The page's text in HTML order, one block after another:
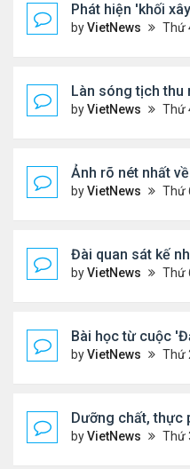
Phát hiện 'khối
byVietNews Thứ 4 Tháng 1 25, 2023
Làn sóng tịch thu
byVietNews Thứ 4 Tháng 1 25, 2023
Ảnh rõ nét nhất
byVietNews Thứ 6 Tháng 1 13, 2023
Đài quan sát kế
byVietNews Thứ 6 Tháng 1 13, 2023
Bài học từ cuộc
byVietNews Thứ 2 Tháng 1 02, 2023
Dưỡng chất, thực
byVietNews Thứ 3 Tháng 12 13, 2022